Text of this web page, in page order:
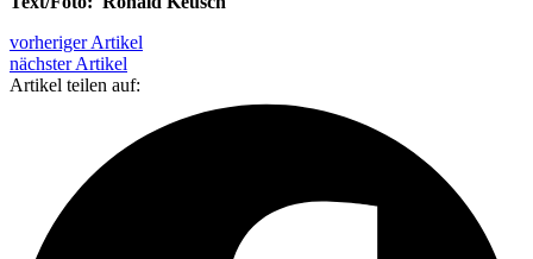
vorheriger Artikel
nächster Artikel
Artikel teilen auf: